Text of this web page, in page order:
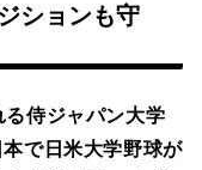
ションも守
侍ジャパン大学
で日米大学野球が